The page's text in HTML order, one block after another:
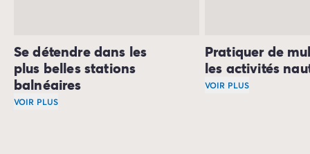
Se détendre dans les
plus belles stations
balnéaires
VOIR PLUS
Pratiquer de
les activités
VOIR PLUS